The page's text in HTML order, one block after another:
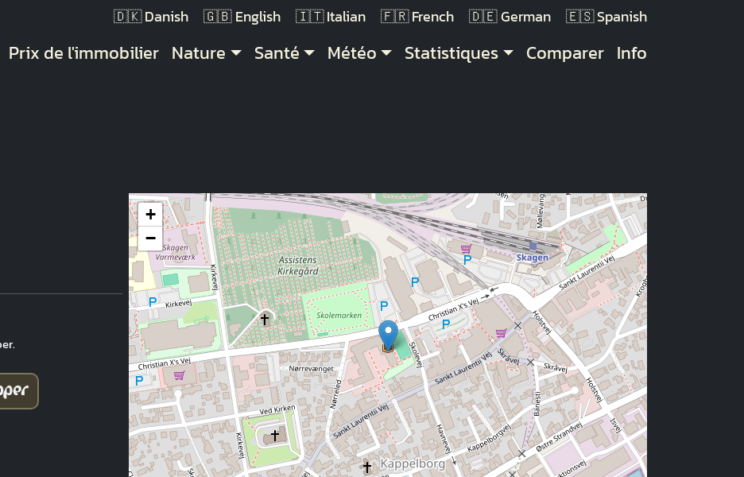
Danish English Italian French German Spanish
Navigation principale
Prix de l'immobilier Nature Santé Météo Statistiques Comparer Info
+
−